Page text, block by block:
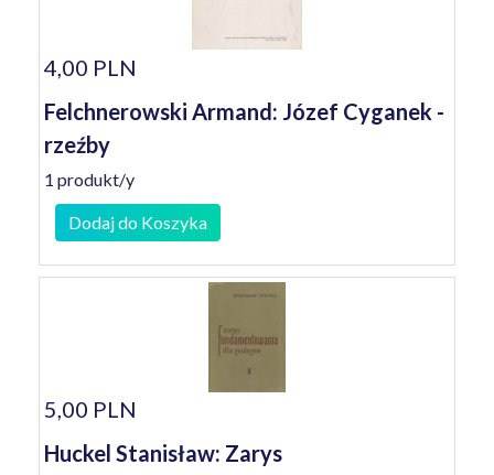
4,00 PLN
Felchnerowski Armand: Józef Cyganek -
rzeźby
1 produkt/y
Dodaj do Koszyka
5,00 PLN
Huckel Stanisław: Zarys